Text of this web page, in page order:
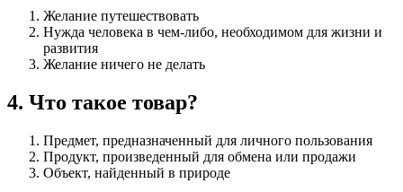
Желание путешествовать
Нужда человека в чем-либо, необходимом для жизни и
развития
Желание ничего не делать
4. Что такое товар?
Предмет, предназначенный для личного пользования
Продукт, произведенный для обмена или продажи
Объект, найденный в природе